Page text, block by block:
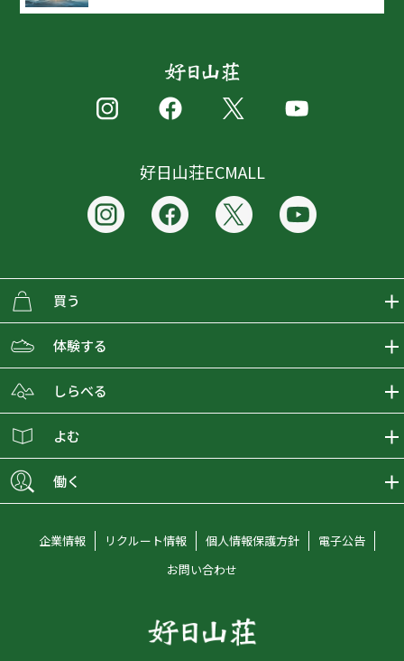
好日山荘ECMALL
買う
ECMALLの商品をさがす
取り扱いブランド一覧
ショップブログ
会員募集
体験する
おとな女子登山部
グラビティリサーチ
しらべる
登山レポート
オンラインコンシェルジュ
よむ
好日山荘マガジン
働く
アルバイト採用情報
企業情報 リクルート情報 個人情報保護方針
電子公告
お問い合わせ